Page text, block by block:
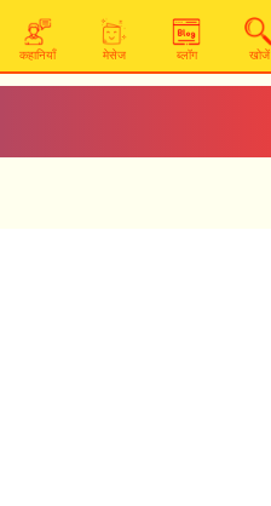
कहानियाँ मेसेज ब्लॉग खोजें